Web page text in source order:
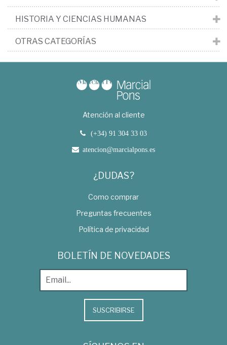
HISTORIA Y CIENCIAS HUMANAS
OTRAS CATEGORÍAS
Atención al cliente
(+34) 91 304 33 03
atencion@marcialpons.es
¿DUDAS?
Como comprar
Preguntas frecuentes
Política de privacidad
BOLETÍN DE NOVEDADES
SUSCRIBIRSE